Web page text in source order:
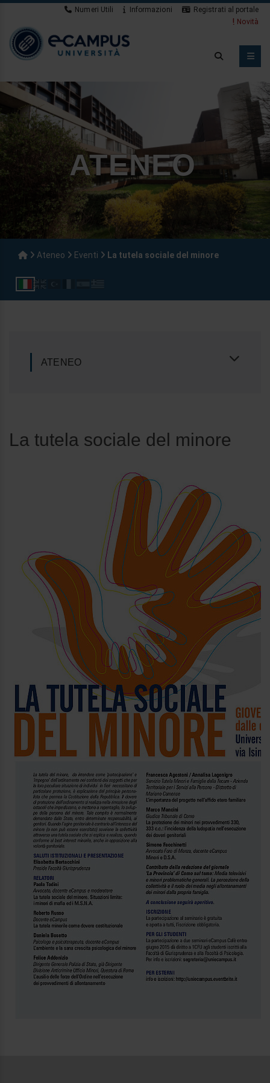
Numeri Utili Informazioni
Registrati al portale
Novità
ATENEO
Ateneo Eventi La tutela sociale del minore
ATENEO
La tutela sociale del minore